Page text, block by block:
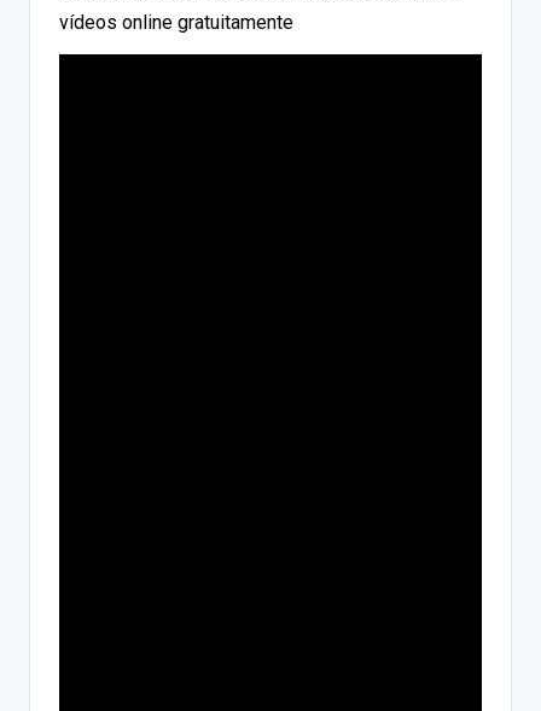
vídeos online gratuitamente